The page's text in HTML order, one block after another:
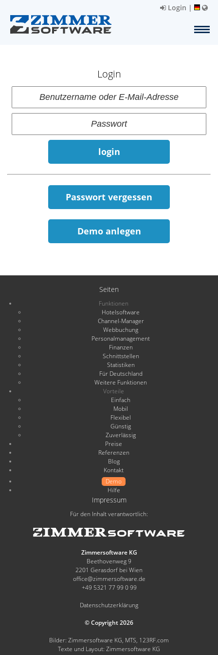
Login |
Login
login
Passwort vergessen
Demo anlegen
Seiten
Funktionen
Hotelsoftware
Channel-Manager
Webbuchung
Personalmanagement
Finanzen
Schnittstellen
Statistiken
Für Deutschland
Weitere Funktionen
Vorteile
Einfach
Mobil
Flexibel
Günstig
Zuverlässig
Preise
Referenzen
Blog
Kontakt
Demo
Hilfe
Impressum
Für den Inhalt verantwortlich:
Zimmersoftware KG
Beethovenweg 9
2201 Gerasdorf bei Wien
office@zimmersoftware.de
+49 5321 77 99 0 99
Datenschutzerklärung
© Copyright 2026
Bilder: Zimmersoftware KG, MTS, 123RF.com
Texte und Layout: Zimmersoftware KG